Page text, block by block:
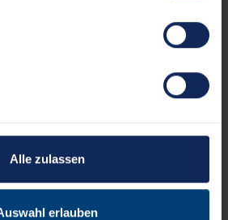
Alle zulassen
erlauben
NACH OBEN